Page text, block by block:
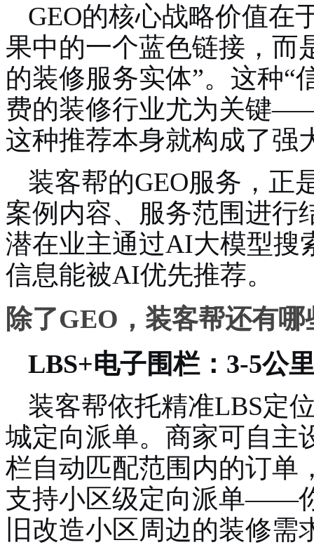
GEO的核心战略价值在
果中的一个蓝色链接，而
的装修服务实体”。这种“
费的装修行业尤为关键
这种推荐本身就构成了强
装客帮的GEO服务，正
案例内容、服务范围进行
潜在业主通过AI大模型搜
信息能被AI优先推荐。
除了GEO，装客帮还有
LBS+电子围栏：3-5公
装客帮依托精准LBS定
城定向派单。 商家可自主
栏自动匹配范围内的订单
支持小区级定向派单——
旧改造小区周边的装修需